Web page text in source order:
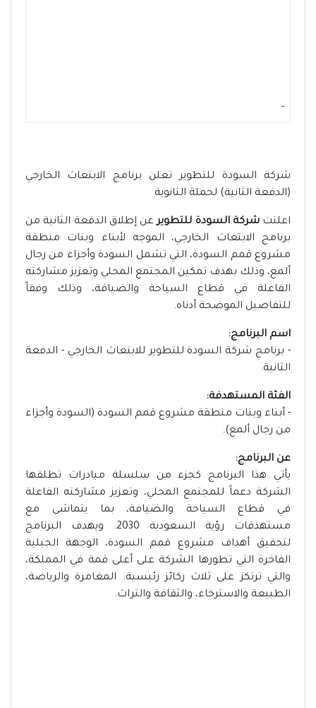
-
شركة السودة للتطوير تعلن برنامج الابتعاث الخارجي
(الدفعة الثانية) لحملة الثانوية
اعلنتشركة السودة للتطويرعن إطلاق الدفعة الثانية من
برنامج الابتعاث الخارجي، الموجه لأبناء وبنات منطقة
مشروع قمم السودة، التي تشمل السودة وأجزاء من رجال
ألمع، وذلك بهدف تمكين المجتمع المحلي وتعزيز مشاركته
الفاعلة في قطاع السياحة والضيافة، وذلك وفقاً
للتفاصيل الموضحة أدناه.
اسم البرنامج:
- برنامج شركة السودة للتطوير للابتعاث الخارجي - الدفعة
الثانية.
الفئة المستهدفة:
- أبناء وبنات منطقة مشروع قمم السودة (السودة وأجزاء
من رجال ألمع).
عن البرنامج:
يأتي هذا البرنامج كجزء من سلسلة مبادرات تطلقها
الشركة دعماً للمجتمع المحلي، وتعزيز مشاركته الفاعلة
في قطاع السياحة والضيافة، بما يتماشى مع
مستهدفات رؤية السعودية 2030. ويهدف البرنامج
لتحقيق أهداف مشروع قمم السودة، الوجهة الجبلية
الفاخرة التي تطورها الشركة على أعلى قمة في المملكة،
والتي ترتكز على ثلاث ركائز رئيسية: المغامرة والرياضة،
الطبيعة والاسترخاء، والثقافة والتراث.